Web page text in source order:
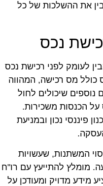
את ההשלכות של כל
נכס
לעומק לפני רכישת נכס
כולל מס רכישה, המהווה
נוספים שיכולים לחול
הכנסות משכירות.
פיננסי נכון ובמניעת
המשתנות, שעשויות
מומלץ להתייעץ עם רו"ח
מידע מדויק ומעודכן על